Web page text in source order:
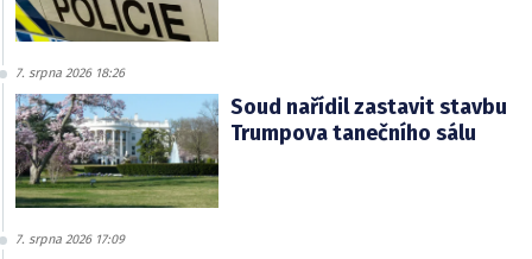
7. srpna 2026 18:26
Soud nařídil zastavit stavbu
Trumpova tanečního sálu
7. srpna 2026 17:09